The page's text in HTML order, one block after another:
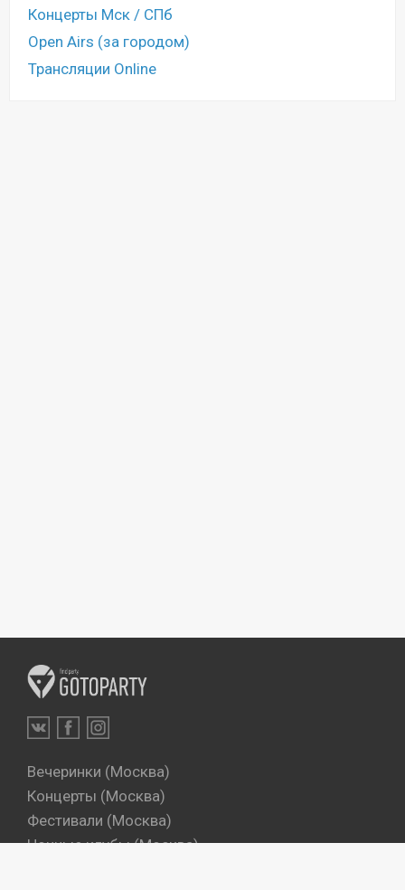
Концерты Мск / СПб
Open Airs (за городом)
Трансляции Online
Вечеринки (Москва)
Концерты (Москва)
Фестивали (Москва)
Ночные клубы (Москва)